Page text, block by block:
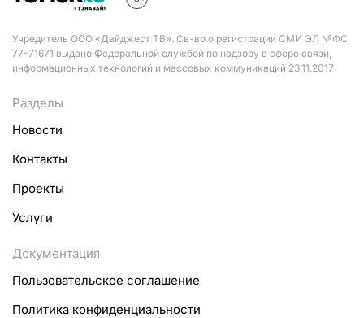
Учредитель ООО «Дайджест ТВ». Св-во о регистрации СМИ ЭЛ №ФС
77-71671 выдано Федеральной службой по надзору в сфере связи,
информационных технологий и массовых коммуникаций 23.11.2017
Разделы
Новости
Контакты
Проекты
Услуги
Документация
Пользовательское соглашение
Политика конфиденциальности